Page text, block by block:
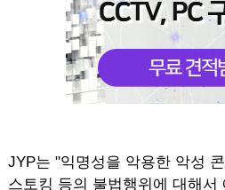
JYP는 "익명성을 악용한 악성
스토킹 등의 불법행위에 대해서